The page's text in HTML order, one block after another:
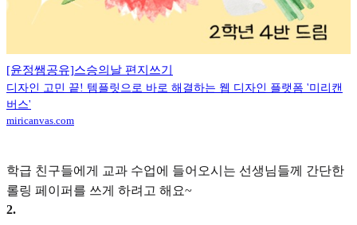
[윤정쌤공유]스승의날 편지쓰기
디자인 고민 끝! 템플릿으로 바로 해결하는 웹 디자인 플랫폼 '미리캔
버스'
miricanvas.com
학급 친구들에게 교과 수업에 들어오시는 선생님들께 간단한
롤링 페이퍼를 쓰게 하려고 해요~
2.